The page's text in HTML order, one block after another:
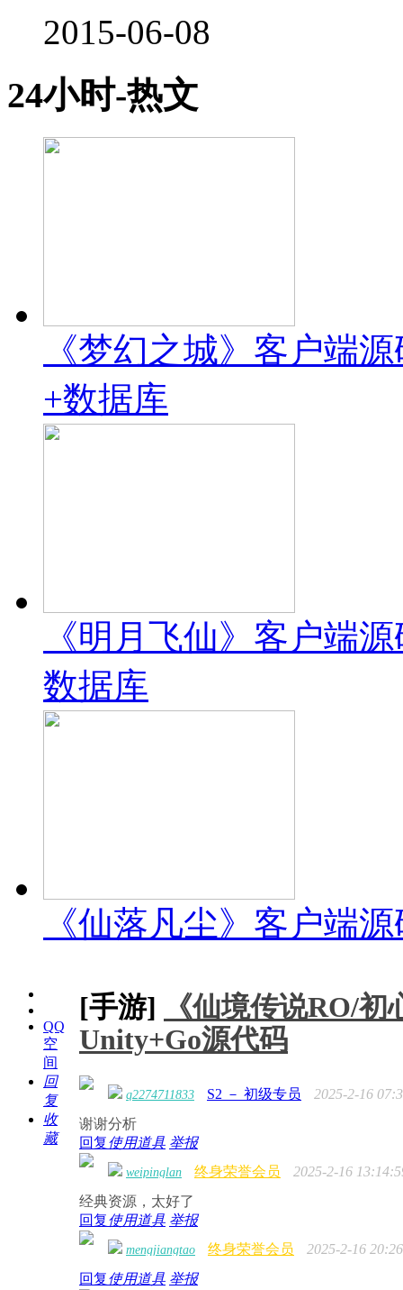
2015-06-08
24小时-热文
《梦幻之城》客户端
+数据库
《明月飞仙》客户端
数据库
《仙落凡尘》客户端
QQ
空
间
回
复
收
藏
[手游]
《仙境传说RO/
Unity+Go源代码
q2274711833 S2 － 初级专员
2025-2-16
谢谢分析
回复使用道具 举报
weipinglan 终身荣誉会员
2025-2-16
经典资源，太好了
回复使用道具 举报
mengjiangtao 终身荣誉会员
2025-2-16
回复使用道具 举报